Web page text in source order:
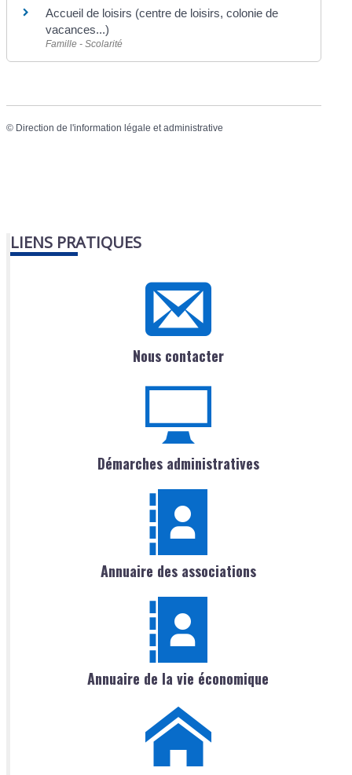
Accueil de loisirs (centre de loisirs, colonie de
vacances...)
Famille - Scolarité
© Direction de l'information légale et administrative
LIENS PRATIQUES
Nous contacter
Démarches administratives
Annuaire des associations
Annuaire de la vie économique